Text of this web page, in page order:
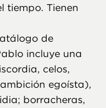
tiempo. Tienen
de
incluye una
celos,
egoísta),
borracheras,